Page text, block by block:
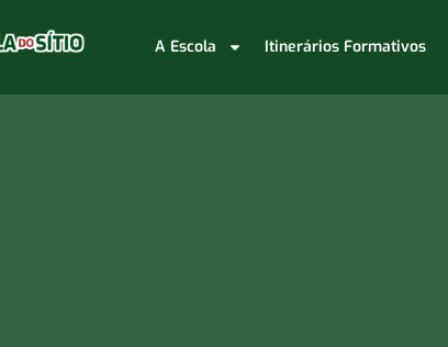
A Escola Itinerários Formativos